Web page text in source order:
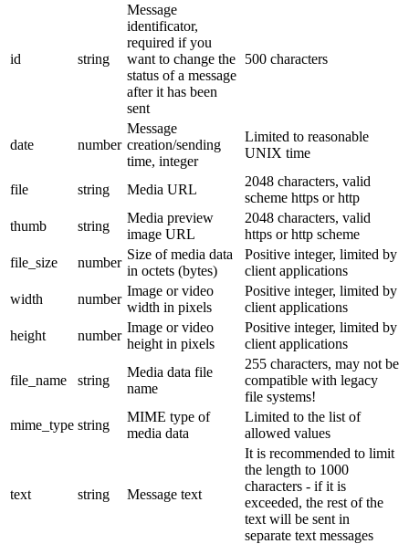
id string
Message
identificator,
required if you
want to change the
status of a message
after it has been
sent
500 characters
date number
Message
creation/sending
time, integer
Limited to reasonable
UNIX time
file string Media URL
2048 characters, valid
scheme https or http
thumb
string
Media preview
image URL
2048 characters, valid
https or http scheme
file_size
number
Size of media data
in octets (bytes)
Positive integer, limited by
client applications
width
number
Image or video
width in pixels
Positive integer, limited by
client applications
height
number
Image or video
height in pixels
Positive integer, limited by
client applications
file_name string
Media data file
name
255 characters, may not be
compatible with legacy
file systems!
mime_type string
MIME type of
media data
Limited to the list of
allowed values
text string Message text
It is recommended to limit
the length to 1000
characters - if it is
exceeded, the rest of the
text will be sent in
separate text messages